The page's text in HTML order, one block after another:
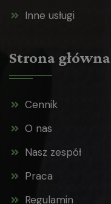
Inne usługi
Strona główna
Cennik
O nas
Nasz zespół
Praca
Regulamin